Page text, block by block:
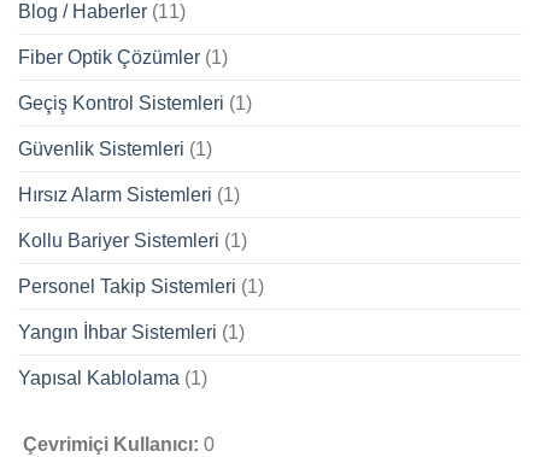
Blog / Haberler (11)
Fiber Optik Çözümler (1)
Geçiş Kontrol Sistemleri (1)
Güvenlik Sistemleri (1)
Hırsız Alarm Sistemleri (1)
Kollu Bariyer Sistemleri (1)
Personel Takip Sistemleri (1)
Yangın İhbar Sistemleri (1)
Yapısal Kablolama (1)
Çevrimiçi Kullanıcı: 0